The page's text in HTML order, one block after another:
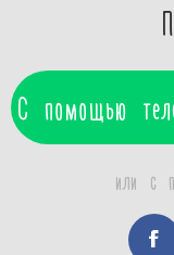
С помощью
или с